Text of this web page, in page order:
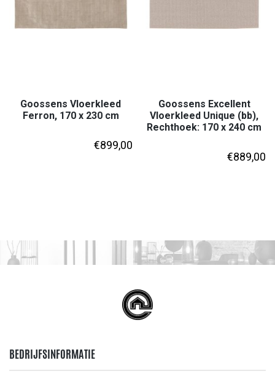
Goossens Vloerkleed
Ferron, 170 x 230 cm
€899,00
Goossens Excellent
Vloerkleed Unique (bb),
Rechthoek: 170 x 240 cm
€889,00
BEDRIJFSINFORMATIE